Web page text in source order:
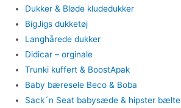
Dukker & Bløde kludedukker
BigJigs dukketøj
Langhårede dukker
Didicar – orginale
Trunki kuffert & BoostApak
Baby bæresele Beco & Boba
Sack´n Seat babysæde & hipster bælte